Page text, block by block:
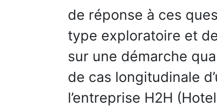
de réponse à ces
type exploratoire et
sur une démarche
de cas longitudinale
l’entreprise H2H